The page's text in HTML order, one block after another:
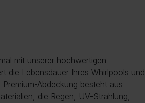
mit unserer hochwertigen
die Lebensdauer Ihres Whirlpools und
Abdeckung besteht aus
die Regen, UV-Strahlung,